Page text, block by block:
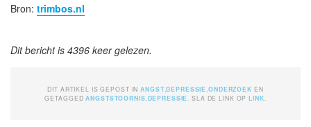
Bron: trimbos.nl
Dit bericht is 4396 keer gelezen.
DIT ARTIKEL IS GEPOST INANGST ,DEPRESSIE ,ONDERZOEK EN
GETAGGEDANGSTSTOORNIS DEPRESSIE . SLA DE LINK OPLINK